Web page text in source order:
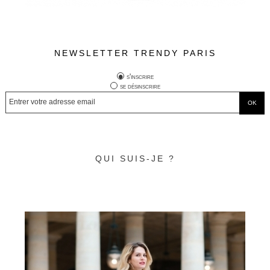
NEWSLETTER TRENDY PARIS
s'inscrire
se désinscrire
QUI SUIS-JE ?